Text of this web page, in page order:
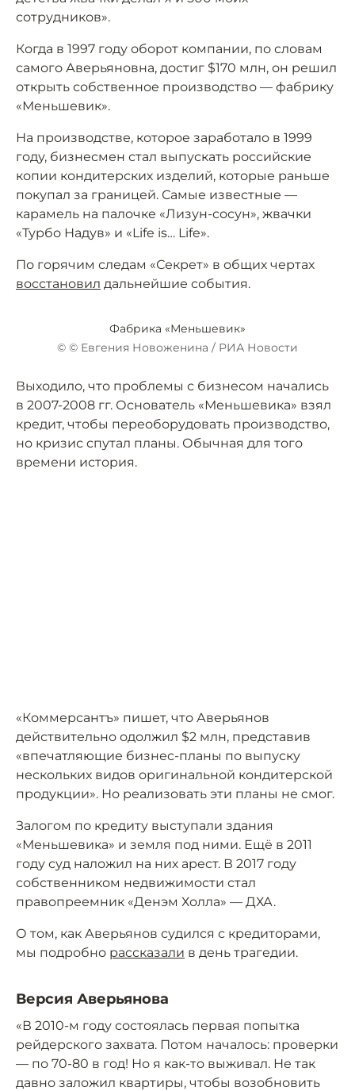
сотрудников».
Когда в 1997 году оборот компании, по словам
самого Аверьяновна, достиг $170 млн, он решил
открыть собственное производство — фабрику
«Меньшевик».
На производстве, которое заработало в 1999
году, бизнесмен стал выпускать российские
копии кондитерских изделий, которые раньше
покупал за границей. Самые известные —
карамель на палочке «Лизун-сосун», жвачки
«Турбо Надув» и «Life is… Life».
По горячим следам «Секрет» в общих чертах
восстановил дальнейшие события.
Фабрика «Меньшевик»
© © Евгения Новоженина / РИА Новости
Выходило, что проблемы с бизнесом начались
в 2007-2008 гг. Основатель «Меньшевика» взял
кредит, чтобы переоборудовать производство,
но кризис спутал планы. Обычная для того
времени история.
«Коммерсантъ» пишет, что Аверьянов
действительно одолжил $2 млн, представив
«впечатляющие бизнес-планы по выпуску
нескольких видов оригинальной кондитерской
продукции». Но реализовать эти планы не смог.
Залогом по кредиту выступали здания
«Меньшевика» и земля под ними. Ещё в 2011
году суд наложил на них арест. В 2017 году
собственником недвижимости стал
правопреемник «Денэм Холла» — ДХА.
О том, как Аверьянов судился с кредиторами,
мы подробно рассказали в день трагедии.
Версия Аверьянова
«В 2010-м году состоялась первая попытка
рейдерского захвата. Потом началось: проверки
— по 70-80 в год! Но я как-то выживал. Не так
давно заложил квартиры, чтобы возобновить